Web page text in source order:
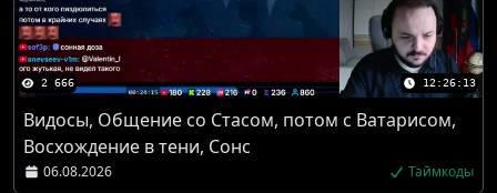
2 666 12:26:13
Видосы, Общение со Стасом, потом с Ватарисом,
Восхождение в тени, Сонс
06.08.2026 Таймкоды